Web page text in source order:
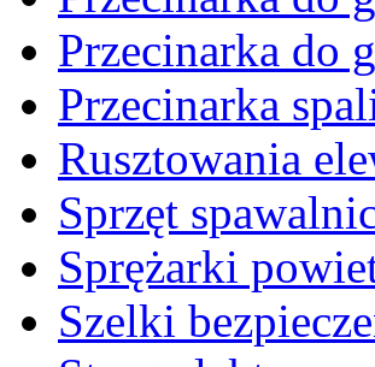
Przecinarka do
Przecinarka
Rusztowania
Sprzęt
Sprężarki
Szelki